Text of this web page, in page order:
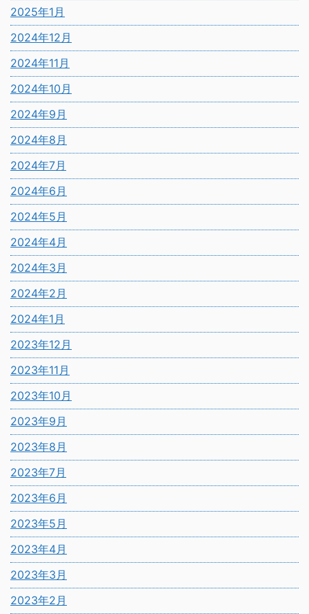
2025年1月
2024年12月
2024年11月
2024年10月
2024年9月
2024年8月
2024年7月
2024年6月
2024年5月
2024年4月
2024年3月
2024年2月
2024年1月
2023年12月
2023年11月
2023年10月
2023年9月
2023年8月
2023年7月
2023年6月
2023年5月
2023年4月
2023年3月
2023年2月